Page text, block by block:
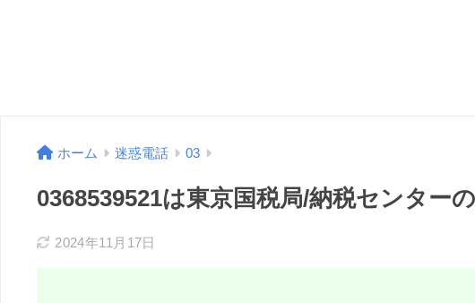
ホーム 迷惑電話 03
0368539521は東京国税局/納税センター
2024年11月17日